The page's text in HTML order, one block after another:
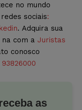
no mundo
sociais:
. Adquira sua
com a Juristas
conosco
as